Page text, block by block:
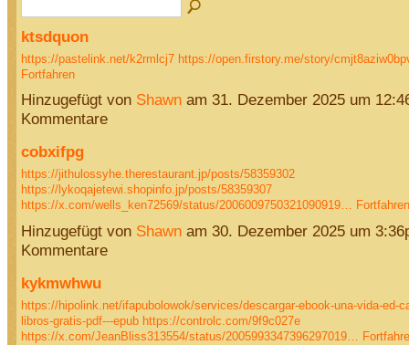
ktsdquon
https://pastelink.net/k2rmlcj7 https://open.firstory.me/story/
Fortfahren
Hinzugefügt von Shawnam 31. Dezember 2025 um
Kommentare
cobxifpg
https://jithulossyhe.therestaurant.jp/posts/58359302
https://lykoqajetewi.shopinfo.jp/posts/58359307
https://x.com/wells_ken72569/status/2006009750321090919… Fortfahren
Hinzugefügt von Shawnam 30. Dezember 2025 um
Kommentare
kykmwhwu
https://hipolink.net/ifapubolowok/services/descargar-ebook-una-vida-ed-
libros-gratis-pdf---epub https://controlc.com/9f9c027e
https://x.com/JeanBliss313554/status/2005993347396297019…